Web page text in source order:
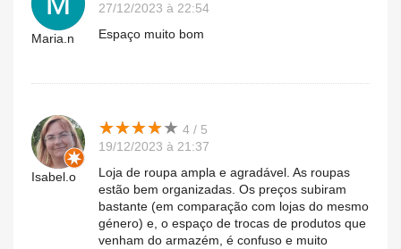
Maria.n
27/12/2023 à 22:54
Espaço muito bom
Isabel.o
★★★★★
★★★★★ 4 / 5
19/12/2023 à 21:37
Loja de roupa ampla e agradável. As roupas
estão bem organizadas. Os preços subiram
bastante (em comparação com lojas do mesmo
género) e, o espaço de trocas de produtos que
venham do armazém, é confuso e muito